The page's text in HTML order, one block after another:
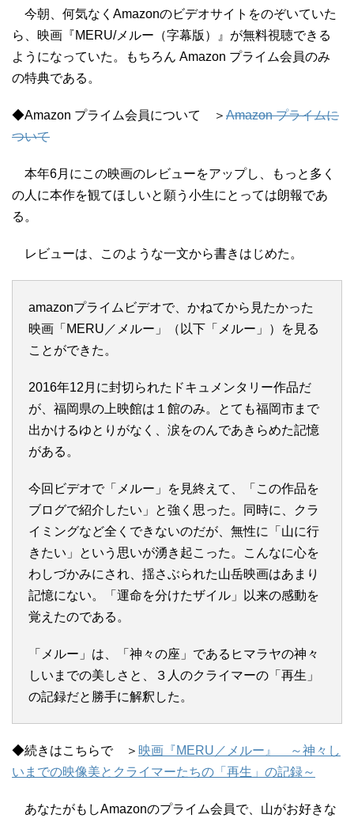
今朝、何気なくAmazonのビデオサイトをのぞいていた
ら、映画『MERU/メルー（字幕版）』が無料視聴できる
ようになっていた。もちろん Amazon プライム会員のみ
の特典である。
◆Amazon プライム会員について ＞ Amazon プライムに
ついて
本年6月にこの映画のレビューをアップし、もっと多く
の人に本作を観てほしいと願う小生にとっては朗報であ
る。
レビューは、このような一文から書きはじめた。
amazonプライムビデオで、かねてから見たかった
映画「MERU／メルー」（以下「メルー」）を見る
ことができた。
2016年12月に封切られたドキュメンタリー作品だ
が、福岡県の上映館は１館のみ。とても福岡市まで
出かけるゆとりがなく、涙をのんであきらめた記憶
がある。
今回ビデオで「メルー」を見終えて、「この作品を
ブログで紹介したい」と強く思った。同時に、クラ
イミングなど全くできないのだが、無性に「山に行
きたい」という思いが湧き起こった。こんなに心を
わしづかみにされ、揺さぶられた山岳映画はあまり
記憶にない。「運命を分けたザイル」以来の感動を
覚えたのである。
「メルー」は、「神々の座」であるヒマラヤの神々
しいまでの美しさと、３人のクライマーの「再生」
の記録だと勝手に解釈した。
◆続きはこちらで ＞ 映画『MERU／メルー』 ～神々し
いまでの映像美とクライマーたちの「再生」の記録～
あなたがもしAmazonのプライム会員で、山がお好きな